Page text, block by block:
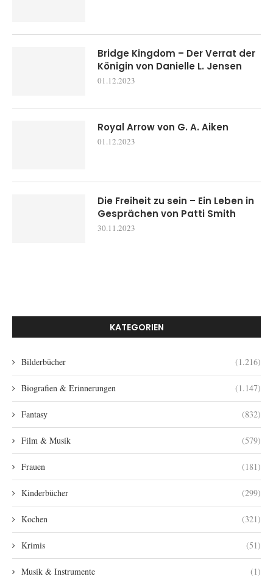
Bridge Kingdom – Der Verrat der
Königin von Danielle L. Jensen
01.12.2023
Royal Arrow von G. A. Aiken
01.12.2023
Die Freiheit zu sein – Ein Leben in
Gesprächen von Patti Smith
30.11.2023
KATEGORIEN
Bilderbücher (1.216)
Biografien & Erinnerungen (1.147)
Fantasy (832)
Film & Musik (579)
Frauen (181)
Kinderbücher (299)
Kochen (321)
Krimis (51)
Musik & Instrumente (1)